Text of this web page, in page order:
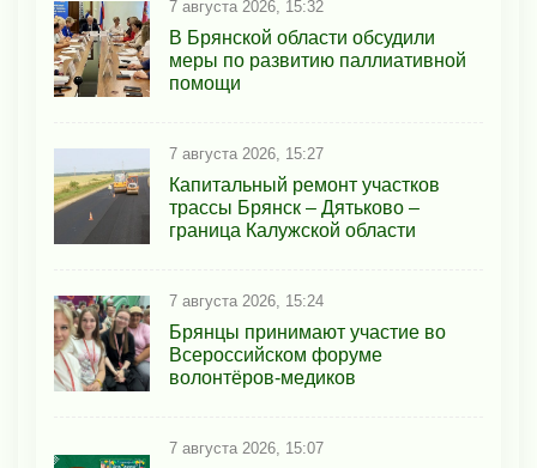
7 августа 2026, 15:32
В Брянской области обсудили
меры по развитию паллиативной
помощи
7 августа 2026, 15:27
Капитальный ремонт участков
трассы Брянск – Дятьково –
граница Калужской области
7 августа 2026, 15:24
Брянцы принимают участие во
Всероссийском форуме
волонтёров-медиков
7 августа 2026, 15:07